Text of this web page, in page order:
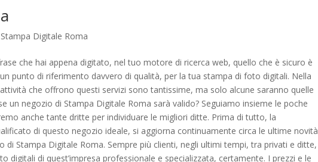
Stampa Digitale Roma
che hai appena digitato, nel tuo motore di ricerca web, quello che è sicuro è
punto di riferimento davvero di qualità, per la tua stampa di foto digitali. Nella
che offrono questi servizi sono tantissime, ma solo alcune saranno quelle
un negozio di Stampa Digitale Roma sarà valido? Seguiamo insieme le poche
anche tante dritte per individuare le migliori ditte. Prima di tutto, la
di questo negozio ideale, si aggiorna continuamente circa le ultime novità
Stampa Digitale Roma. Sempre più clienti, negli ultimi tempi, tra privati e ditte,
digitali di quest’impresa professionale e specializzata, certamente. I prezzi e le